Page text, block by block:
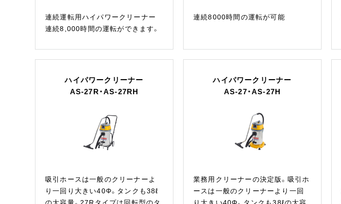
連続運転用ハイパワークリーナー
連続8,000時間の運転ができます。
連続8000時間の運転が可能
ハイパワークリーナー
AS-27R・AS-27RH
吸引ホースは一般のクリーナーよ
り一回り大きい40Φ。タンクも38ℓ
ハイパワークリーナー
AS-27・AS-27H
業務用クリーナーの決定版。吸引ホ
ースは一般のクリーナーより一回